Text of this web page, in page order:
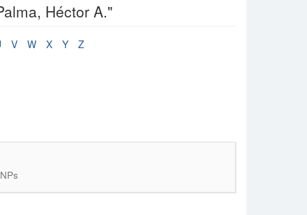
Héctor A."
V W X Y
Z